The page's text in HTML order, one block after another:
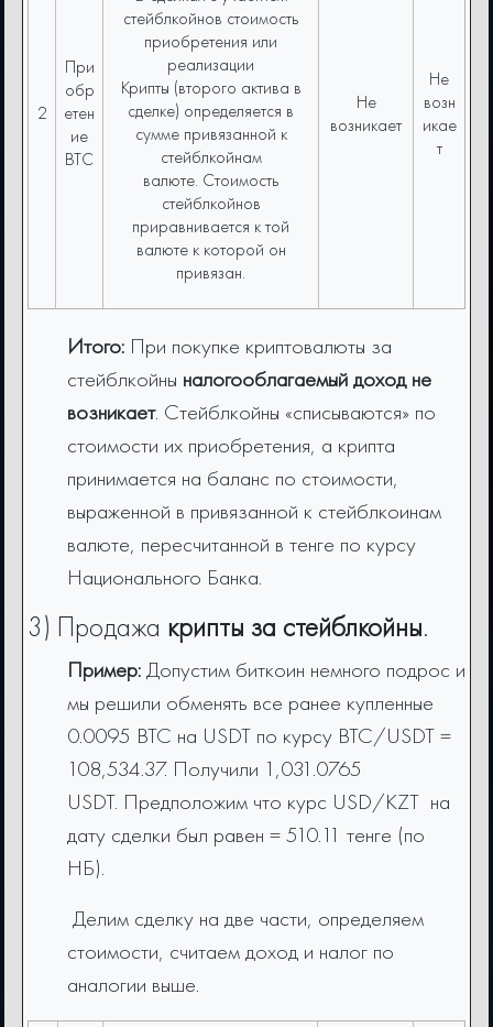
2
При
обр
етен
ие
BTC
стейблкойнов стоимость
приобретения или
реализации
Крипты (второго актива в
сделке) определяется в
сумме привязанной к
стейблкойнам
валюте. Стоимость
стейблкойнов
приравнивается к той
валюте к которой он
привязан.
Не
возникает
Не
возн
икае
т
Итого: При покупке криптовалюты за
стейблкойны налогооблагаемый доход не
возникает. Стейблкойны «списываются» по
стоимости их приобретения, а крипта
принимается на баланс по стоимости,
выраженной в привязанной к стейблкоинам
валюте, пересчитанной в тенге по курсу
Национального Банка.
3) Продажа крипты за стейблкойны.
Пример:Допустим биткоин немного подрос и
мы решили обменять все ранее купленные
0.0095 BTC на USDT по курсу BTC/USDT =
108,534.37. Получили 1,031.0765
USDT. Предположим что курс USD/KZT на
дату сделки был равен = 510.11 тенге (по
НБ).
Делим сделку на две части, определяем
стоимости, считаем доход и налог по
аналогии выше.